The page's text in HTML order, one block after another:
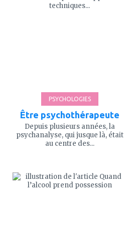
techniques...
PSYCHOLOGIES
Être psychothérapeute
Depuis plusieurs années, la
psychanalyse, qui jusque là, était
au centre des...
à
mes